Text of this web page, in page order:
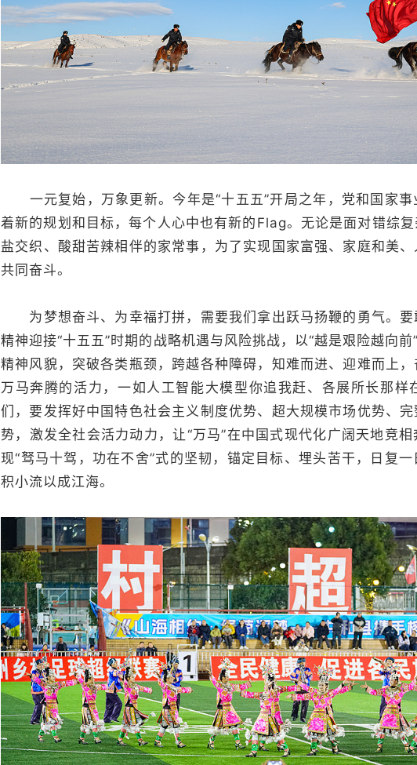
一元复始，万象更新。今年是“十五五”开局之年，党和国家事
着新的规划和目标，每个人心中也有新的Flag。无论是面对错综
盐交织、酸甜苦辣相伴的家常事，为了实现国家富强、家庭和美、
共同奋斗。
为梦想奋斗、为幸福打拼，需要我们拿出跃马扬鞭的勇气。要
精神迎接“十五五”时期的战略机遇与风险挑战，以“越是艰险越向
精神风貌，突破各类瓶颈，跨越各种障碍，知难而进、迎难而上
万马奔腾的活力，一如人工智能大模型你追我赶、各展所长那样
们，要发挥好中国特色社会主义制度优势、超大规模市场优势、
势，激发全社会活力动力，让“万马”在中国式现代化广阔天地竞
现“驽马十驾，功在不舍”式的坚韧，锚定目标、埋头苦干，日复
积小流以成江海。